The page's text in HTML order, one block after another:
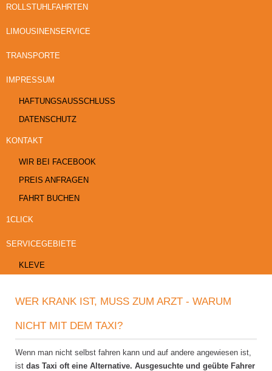
ROLLSTUHLFAHRTEN
LIMOUSINENSERVICE
TRANSPORTE
IMPRESSUM
HAFTUNGSAUSSCHLUSS
DATENSCHUTZ
KONTAKT
WIR BEI FACEBOOK
PREIS ANFRAGEN
FAHRT BUCHEN
1CLICK
SERVICEGEBIETE
KLEVE
WER KRANK IST, MUSS ZUM ARZT - WARUM
NICHT MIT DEM TAXI?
Wenn man nicht selbst fahren kann und auf andere angewiesen ist,
ist das Taxi oft eine Alternative. Ausgesuchte und geübte Fahrer